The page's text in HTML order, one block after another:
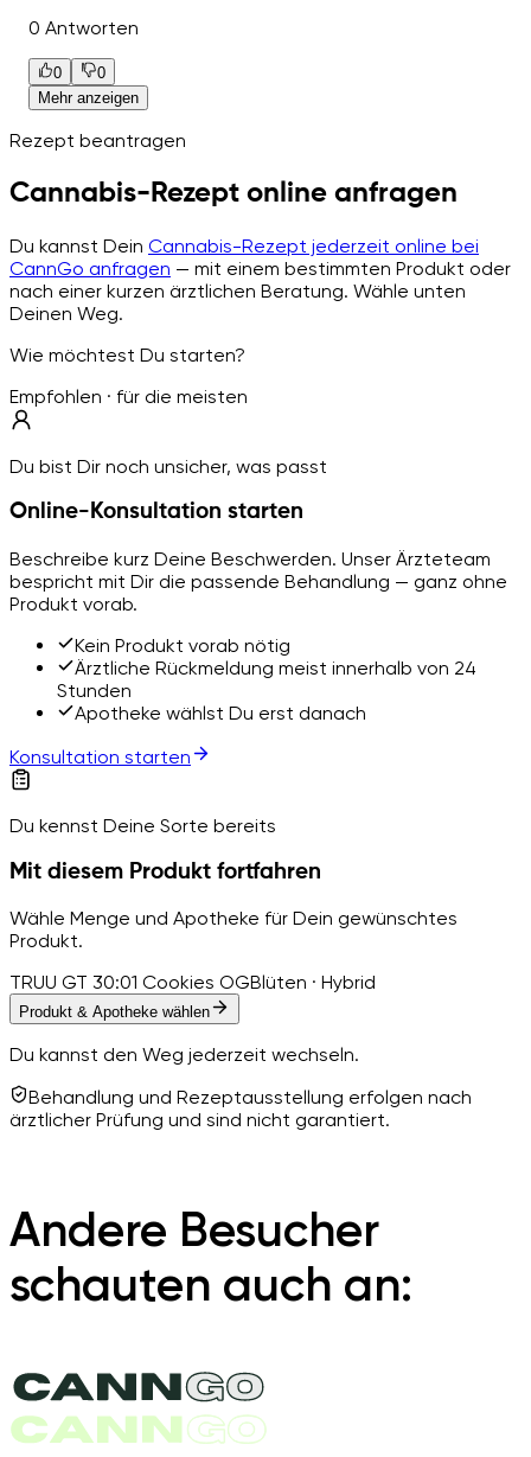
0 Antworten
0
0
Mehr anzeigen
Rezept beantragen
Cannabis-Rezept online anfragen
Du kannst Dein Cannabis-Rezept jederzeit online bei
CannGo anfragen — mit einem bestimmten Produkt oder
nach einer kurzen ärztlichen Beratung. Wähle unten
Deinen Weg.
Wie möchtest Du starten?
Empfohlen · für die meisten
Du bist Dir noch unsicher, was passt
Online-Konsultation starten
Beschreibe kurz Deine Beschwerden. Unser Ärzteteam
bespricht mit Dir die passende Behandlung — ganz ohne
Produkt vorab.
Kein Produkt vorab nötig
Ärztliche Rückmeldung meist innerhalb von 24
Stunden
Apotheke wählst Du erst danach
Konsultation starten
Du kennst Deine Sorte bereits
Mit diesem Produkt fortfahren
Wähle Menge und Apotheke für Dein gewünschtes
Produkt.
TRUU GT 30:01 Cookies OGBlüten · Hybrid
Produkt & Apotheke wählen
Du kannst den Weg jederzeit wechseln.
Behandlung und Rezeptausstellung erfolgen nach
ärztlicher Prüfung und sind nicht garantiert.
Andere Besucher
schauten auch an: